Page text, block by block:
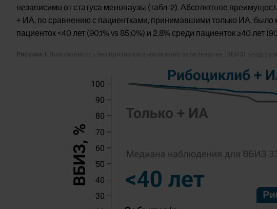
независимо от статуса менопаузы (табл. 2). Абсолютное
+ ИА, по сравнению с пациентками, принимавшими только ИА, было
пациенток <40 лет (90,1% vs 85,0%) и 2,8% среди пациенток ≥40 лет
Рисунок 1 . Выживаемость без признаков инвазивного заболевания (ВБИЗ) в